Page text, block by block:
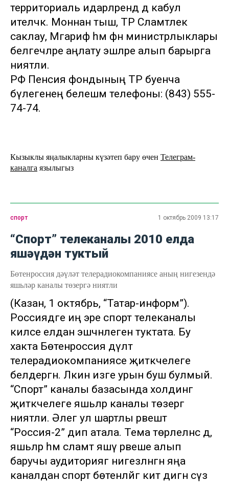
территориаль идарәләрендә дә кабул
ителәчәк. Моннан тыш, ТР Сәламәтлек
саклау, Мәгариф һәм фән министрлыклары
белгечләре аңлату эшләре алып барырга
ниятли.
РФ Пенсия фондының ТР буенча
бүлегенең белешмә телефоны: (843) 555-
74-74.
Кызыклы яңалыкларны күзәтеп бару өчен Телеграм-
каналга язылыгыз
спорт 1 октябрь 2009 13:17
“Спорт” телеканалы 2010 елда
яшәүдән туктый
Бөтенроссия дәүләт телерадиокомпаниясе аның нигезендә
яшьләр каналы төзергә ниятли
(Казан, 1 октябрь, “Татар-информ”).
Россиядәге иң эре спорт телеканалы
киләсе елдан эшчәнлеген туктата. Бу
хакта Бөтенроссия дәүләт
телерадиокомпаниясе җитәкчелеге
белдергән. Ләкин изге урын буш булмый.
“Спорт” каналы базасында холдинг
җитәкчелеге яшьләр каналы төзергә
ниятли. Әлегә ул шартлы рәвештә
“Россия-2” дип атала. Тема төрлеләнсә дә,
яшьләр һәм сәламәт яшәү рәвеше алып
баручы аудиториягә нигезләнгән яңа
каналдан спорт бөтенләйгә китә дигән сүз